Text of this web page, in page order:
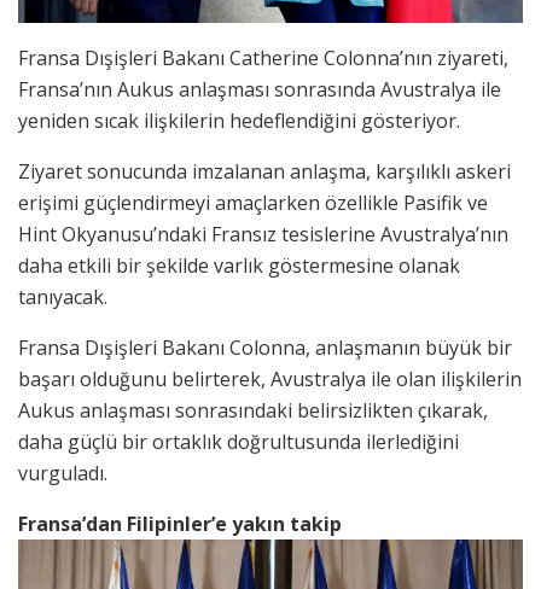
Fransa Dışişleri Bakanı Catherine Colonna’nın ziyareti,
Fransa’nın Aukus anlaşması sonrasında Avustralya ile
yeniden sıcak ilişkilerin hedeflendiğini gösteriyor.
Ziyaret sonucunda imzalanan anlaşma, karşılıklı askeri
erişimi güçlendirmeyi amaçlarken özellikle Pasifik ve
Hint Okyanusu’ndaki Fransız tesislerine Avustralya’nın
daha etkili bir şekilde varlık göstermesine olanak
tanıyacak.
Fransa Dışişleri Bakanı Colonna, anlaşmanın büyük bir
başarı olduğunu belirterek, Avustralya ile olan ilişkilerin
Aukus anlaşması sonrasındaki belirsizlikten çıkarak,
daha güçlü bir ortaklık doğrultusunda ilerlediğini
vurguladı.
Fransa’dan Filipinler’e yakın takip